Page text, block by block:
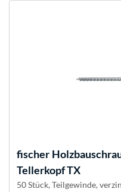
fischer
Tellerkopf TX
50 Stück, Teilgewinde,